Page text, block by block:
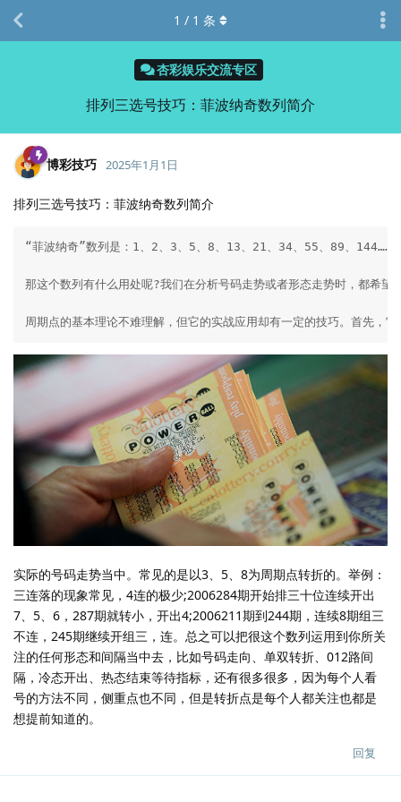
杏彩娱乐交流专区
排列三选号技巧：菲波纳奇数列简介
1 / 1 条
博彩技巧 2025年1月1日
排列三选号技巧：菲波纳奇数列简介
“菲波纳奇”数列是：1、2、3、5、8、13、21、34、55、89、144……
那这个数列有什么用处呢?我们在分析号码走势或者形态走势时，都希
周期点的基本理论不难理解，但它的实战应用却有一定的技巧。首先，
实际的号码走势当中。常见的是以3、5、8为周期点转折的。举例：
三连落的现象常见，4连的极少;2006284期开始排三十位连续开出
7、5、6，287期就转小，开出4;2006211期到244期，连续8期组三
不连，245期继续开组三，连。总之可以把很这个数列运用到你所关
注的任何形态和间隔当中去，比如号码走向、单双转折、012路间
隔，冷态开出、热态结束等待指标，还有很多很多，因为每个人看
号的方法不同，侧重点也不同，但是转折点是每个人都关注也都是
想提前知道的。
回复